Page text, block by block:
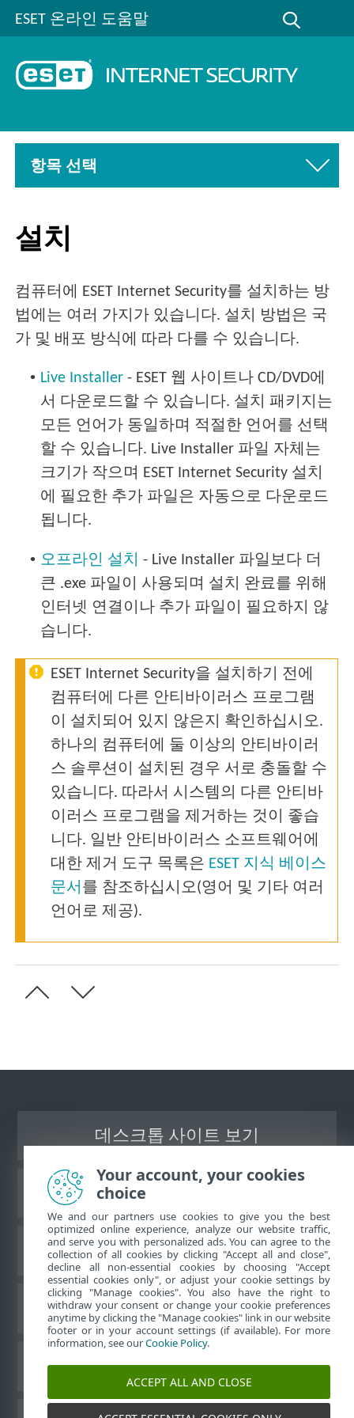
ESET 온라인 도움말
항목 선택
설치
컴퓨터에 ESET Internet Security를 설치하는 방
법에는 여러 가지가 있습니다. 설치 방법은 국
가 및 배포 방식에 따라 다를 수 있습니다.
• Live Installer - ESET 웹 사이트나 CD/DVD에
서 다운로드할 수 있습니다. 설치 패키지는
모든 언어가 동일하며 적절한 언어를 선택
할 수 있습니다. Live Installer 파일 자체는
크기가 작으며 ESET Internet Security 설치
에 필요한 추가 파일은 자동으로 다운로드
됩니다.
• 오프라인 설치 - Live Installer 파일보다 더
큰 .exe 파일이 사용되며 설치 완료를 위해
인터넷 연결이나 추가 파일이 필요하지 않
습니다.
ESET Internet Security을 설치하기 전에
컴퓨터에 다른 안티바이러스 프로그램
이 설치되어 있지 않은지 확인하십시오.
하나의 컴퓨터에 둘 이상의 안티바이러
스 솔루션이 설치된 경우 서로 충돌할 수
있습니다. 따라서 시스템의 다른 안티바
이러스 프로그램을 제거하는 것이 좋습
니다. 일반 안티바이러스 소프트웨어에
대한 제거 도구 목록은 ESET 지식 베이스
문서 를 참조하십시오(영어 및 기타 여러
언어로 제공).
데스크톱 사이트 보기
ESET 지식 베이스
ESET 포럼
국가별 지원
쿠키 관리
Your account, your cookies
choice
We and our partners use cookies to give you the best
optimized online experience, analyze our website traffic,
and serve you with personalized ads. You can agree to the
collection of all cookies by clicking "Accept all and close",
decline all non-essential cookies by choosing "Accept
essential cookies only", or adjust your cookie settings by
clicking "Manage cookies". You also have the right to
withdraw your consent or change your cookie preferences
anytime by clicking the "Manage cookies" link in our website
footer or in your account settings (if available). For more
information, see ourCookie Policy.
ACCEPT ALL AND CLOSE